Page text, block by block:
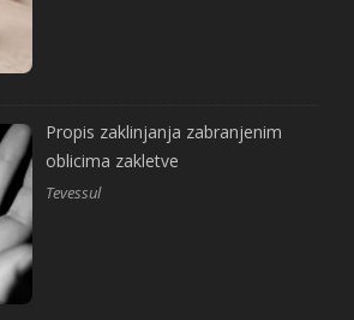
Propis zaklinjanja zabranjenim
oblicima zakletve
Tevessul